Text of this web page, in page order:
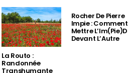
La Routo :
Randonnée
Transhumante
Rocher De Pierre
Impie : Comment
Mettre L’Im(Pie)d
Devant L’Autre